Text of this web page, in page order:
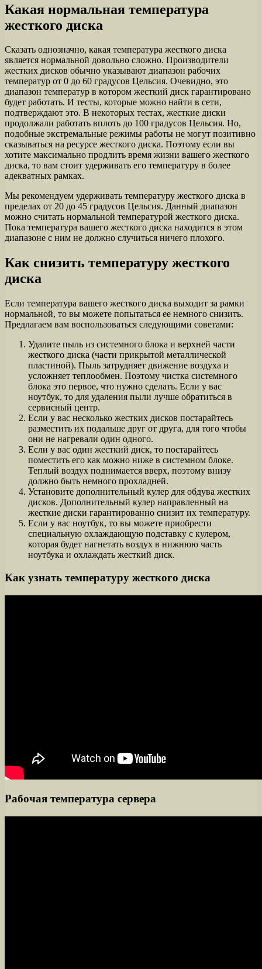
Какая нормальная температура
жесткого диска
Сказать однозначно, какая температура жесткого диска
является нормальной довольно сложно. Производители
жестких дисков обычно указывают диапазон рабочих
температур от 0 до 60 градусов Цельсия. Очевидно, это
диапазон температур в котором жесткий диск гарантировано
будет работать. И тесты, которые можно найти в сети,
подтверждают это. В некоторых тестах, жесткие диски
продолжали работать вплоть до 100 градусов Цельсия. Но,
подобные экстремальные режимы работы не могут позитивно
сказываться на ресурсе жесткого диска. Поэтому если вы
хотите максимально продлить время жизни вашего жесткого
диска, то вам стоит удерживать его температуру в более
адекватных рамках.
Мы рекомендуем удерживать температуру жесткого диска в
пределах от 20 до 45 градусов Цельсия. Данный диапазон
можно считать нормальной температурой жесткого диска.
Пока температура вашего жесткого диска находится в этом
диапазоне с ним не должно случиться ничего плохого.
Как снизить температуру жесткого
диска
Если температура вашего жесткого диска выходит за рамки
нормальной, то вы можете попытаться ее немного снизить.
Предлагаем вам воспользоваться следующими советами:
Удалите пыль из системного блока и верхней части
жесткого диска (части прикрытой металлической
пластиной). Пыль затрудняет движение воздуха и
усложняет теплообмен. Поэтому чистка системного
блока это первое, что нужно сделать. Если у вас
ноутбук, то для удаления пыли лучше обратиться в
сервисный центр.
Если у вас несколько жестких дисков постарайтесь
разместить их подальше друг от друга, для того чтобы
они не нагревали один одного.
Если у вас один жесткий диск, то постарайтесь
поместить его как можно ниже в системном блоке.
Теплый воздух поднимается вверх, поэтому внизу
должно быть немного прохладней.
Установите дополнительный кулер для обдува жестких
дисков. Дополнительный кулер направленный на
жесткие диски гарантированно снизит их температуру.
Если у вас ноутбук, то вы можете приобрести
специальную охлаждающую подставку с кулером,
которая будет нагнетать воздух в нижнюю часть
ноутбука и охлаждать жесткий диск.
Как узнать температуру жесткого диска
Рабочая температура сервера